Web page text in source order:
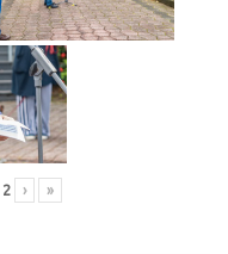
2 › »